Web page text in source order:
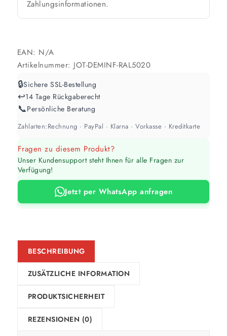
Werte sind Richtwerte und können je nach Untergrund und Werkzeug
abweichen. Für 10 % Reserve wird automatisch aufgerundet.
Zahlungsinformationen.
EAN: N/A
Artikelnummer: JOT-DEMINF-RAL5020
🔒Sichere SSL-Bestellung
↩️14 Tage Rückgaberecht
📞Persönliche Beratung
Zahlarten:Rechnung · PayPal · Klarna · Vorkasse · Kreditkarte
Fragen zu diesem Produkt?
Unser Kundensupport steht Ihnen für alle Fragen zur
Verfügung!
Jetzt per WhatsApp anfragen
BESCHREIBUNG
ZUSÄTZLICHE INFORMATION
PRODUKTSICHERHEIT
REZENSIONEN (0)